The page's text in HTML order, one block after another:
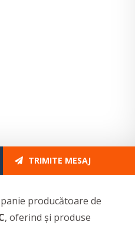
TRIMITE MESAJ
producătoare de
, oferind şi produse